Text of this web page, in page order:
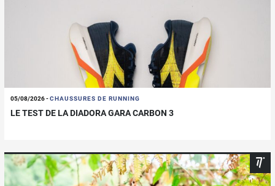
05/08/2026-CHAUSSURES DE RUNNING
LE TEST DE LA DIADORA GARA CARBON 3